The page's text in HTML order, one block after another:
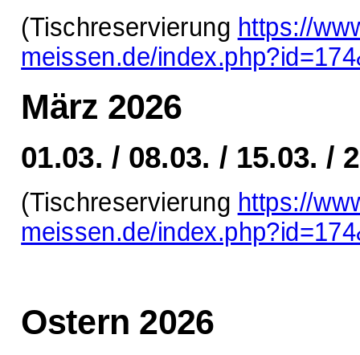
(Tischreservierung https://
meissen.de/
März 2026
01.03. / 08.03. / 15.03. /
(Tischreservierung https://
meissen.de/
Ostern 2026